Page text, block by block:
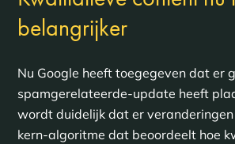
belangrijker
Nu Google heeft toegegeven dat er
spamgerelateerde-update heeft
wordt duidelijk dat er
kern-algoritme dat beoordeelt hoe